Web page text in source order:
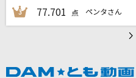
爆裂愛してる
3XL(ビデオクリップバー
3 77.701 点 ペンタさん